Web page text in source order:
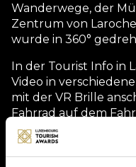
Wanderwege, der
Zentrum von
wurde in 360°
In der Tourist Info in
Video in
mit der VR Brille
Fahrrad auf dem
steigt man in den
Place Bleech
Eindrücke von